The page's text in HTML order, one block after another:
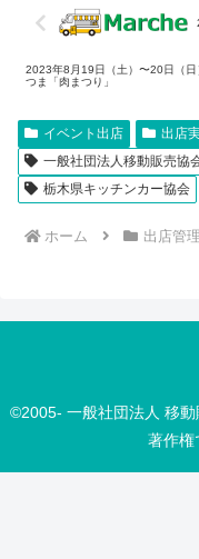
2023年8月19日（土）〜20日（日
つま「肉まつり」
イベント出店 出店
一般社団法人移動販売協
栃木県キッチンカー協会
ホーム 出店管
©2005- 一般社団法人 移
著作権